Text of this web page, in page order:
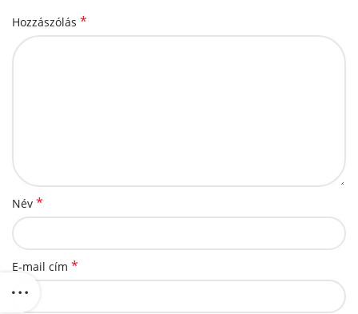
Hozzászólás *
Név *
E-mail cím *